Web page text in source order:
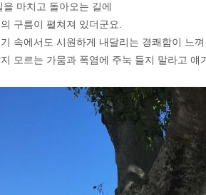
을 마치고 돌아오는 길에
구름이 펼쳐져 있더군요.
속에서도 시원하게 내달리는 경쾌함이 느
모르는 가뭄과 폭염에 주눅 들지 말라고